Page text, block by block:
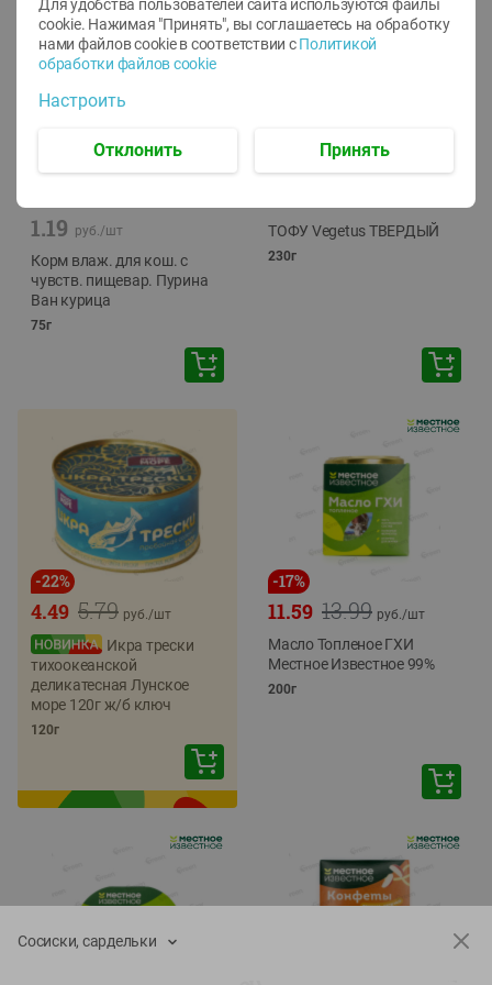
-12%
1.19 руб./шт
Корм влаж. для кош. с
чувств. пищевар. Пурина
Ван курица
75г
-24%
ТОФУ Vegetus ТВЕРДЫЙ
230г
-22%
5.79
4.49 руб./шт
Икра трески
тихоокеанской
деликатесная Лунское
море 120г ж/б ключ
120г
-17%
13.99
11.59 руб./шт
Масло Топленое ГХИ
Местное Известное 99%
200г
Сосиски, сардельки
Для удобства пользователей сайта используются файлы
cookie. Нажимая "Принять", вы соглашаетесь на обработку
нами файлов cookie в соответствии с Политикой
обработки файлов cookie
Настроить
Отклонить Принять